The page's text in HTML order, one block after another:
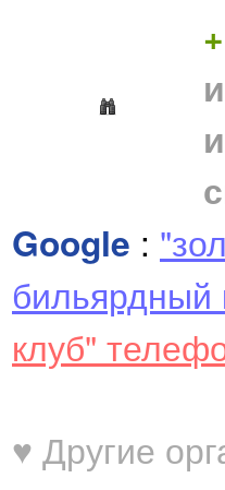
Google :
бильярдный
клуб"
♥ Другие